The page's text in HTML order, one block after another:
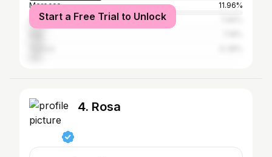
Morocco
11.96%
Algeria
Start a Free Trial to Unlock
4. Rosa